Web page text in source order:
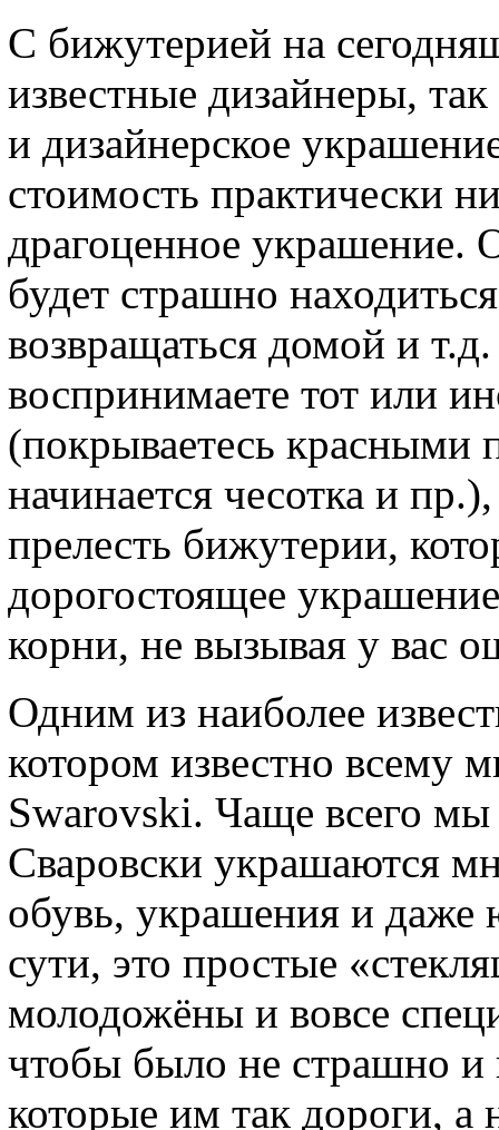
С бижутерией на
известные дизайнеры,
и дизайнерское
стоимость практически
драгоценное украшение.
будет страшно
возвращаться домой и
воспринимаете тот или
(покрываетесь
начинается чесотка и
прелесть бижутерии,
дорогостоящее
корни, не вызывая у вас
Одним из наиболее
котором известно всему
Swarovski. Чаще всего
Сваровски украшаются
обувь, украшения и
сути, это простые
молодожёны и вовсе
чтобы было не страшно и
которые им так дороги, а